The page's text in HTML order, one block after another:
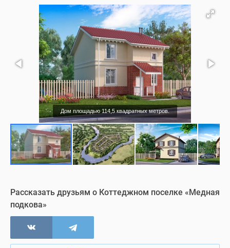
Дом площадью 114,5 квадратных метров.
Рассказать друзьям о Коттеджном поселке «Медная
подкова»